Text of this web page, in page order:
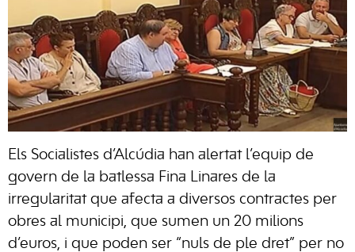
Els Socialistes d’Alcúdia han alertat l’equip de
govern de la batlessa Fina Linares de la
irregularitat que afecta a diversos contractes per
obres al municipi, que sumen un 20 milions
d’euros, i que poden ser “nuls de ple dret” per no